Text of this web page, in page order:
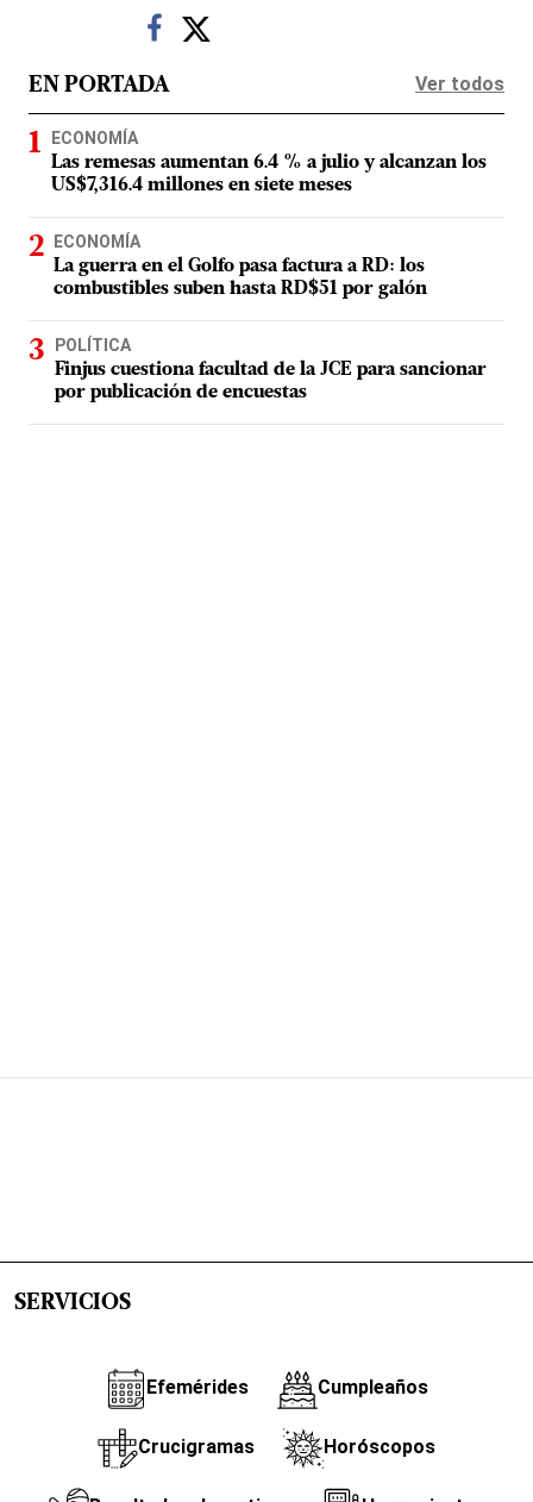
EN PORTADA Ver todos
ECONOMÍA
Las remesas aumentan 6.4 % a julio y alcanzan los
US$7,316.4 millones en siete meses
ECONOMÍA
La guerra en el Golfo pasa factura a RD: los
combustibles suben hasta RD$51 por galón
POLÍTICA
Finjus cuestiona facultad de la JCE para sancionar
por publicación de encuestas
SERVICIOS
Efemérides Cumpleaños
Crucigramas Horóscopos